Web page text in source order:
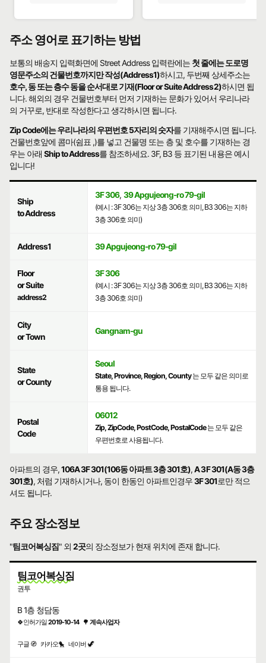
주소 영어로 표기하는 방법
보통의 배송지 입력화면에 Street Address 입력란에는 첫 줄에는 도로명
영문주소의 건물번호까지만 작성(Address1)하시고, 두번째 상세주소는
호수, 동 또는 층수 동을 순서대로 기재(Floor or Suite Address2)하시면 됩
니다. 해외의 경우 건물번호부터 먼저 기재하는 문화가 있어서 우리나라
의 거꾸로, 반대로 작성한다고 생각하시면 됩니다.
Zip Code에는 우리나라의 우편번호 5자리의 숫자를 기재해주시면 됩니다.
건물번호앞에 콤마(쉼표 ,)를 넣고 건물명 또는 층 및 호수를 기재하는 경
우는 아래Ship to Address를 참조하세요. 3F, B3 등 표기된 내용은 예시
입니다!
Ship
to Address
3F 306, 39 Apgujeong-ro 79-gil
(예시 : 3F 306는 지상 3층 306호 의미, B3 306는 지하
3층 306호 의미)
Address1 39 Apgujeong-ro 79-gil
Floor
or Suite
address2
3F 306
(예시 : 3F 306는 지상 3층 306호 의미, B3 306는 지하
3층 306호 의미)
City
or Town
Gangnam-gu
State
or County
Seoul
State, Province, Region, County는 모두 같은 의미로
통용 됩니다.
Postal
Code
06012
Zip, ZipCode, PostCode, PostalCode는 모두 같은
우편번호로 사용됩니다.
아파트의 경우,106A 3F 301(106동 아파트 3층 301호),A 3F 301(A동 3층
301호), 처럼 기재하시거나, 동이 한동인 아파트인경우3F 301로만 적으
셔도 됩니다.
주요 장소정보
"팀코어복싱짐" 외2곳의 장소정보가 현재 위치에 존재 합니다.
팀코어복싱짐
권투
B 1층 청담동
🍀인허가일2019-10-14 🌳 계속사업자
구글 🧭 카카오🐤 네이버 🦖